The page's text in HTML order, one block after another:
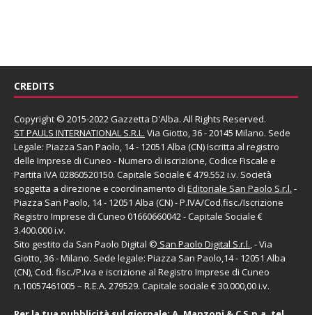
CREDITS
Copyright © 2015-2022 Gazzetta D'Alba. All Rights Reserved.
ST PAULS INTERNATIONAL S.R.L. Via Giotto, 36 - 20145 Milano. Sede
Legale: Piazza San Paolo, 14 - 12051 Alba (CN) Iscritta al registro
delle Imprese di Cuneo - Numero di iscrizione, Codice Fiscale e
Partita IVA 02860520150. Capitale Sociale € 479.552 i.v. Società
soggetta a direzione e coordinamento di Editoriale San Paolo S.r.l. -
Piazza San Paolo, 14 - 12051 Alba (CN) - P.IVA/Cod.fisc./Iscrizione
Registro Imprese di Cuneo 01660660042 - Capitale Sociale €
3.400.000 i.v.
Sito gestito da San Paolo Digital © San Paolo Digital S.r.l., - Via
Giotto, 36 - Milano. Sede legale: Piazza San Paolo,14 - 12051 Alba
(CN), Cod. fisc./P.Iva e iscrizione al Registro Imprese di Cuneo
n.10057461005 – R.E.A. 279529. Capitale sociale € 30.000,00 i.v.